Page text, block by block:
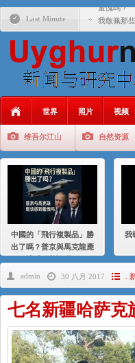
Last Minute
羞愧嗎？
我敬佩那
基辛格与
年的百年關
大一统情
伊利夏提
伊利夏提
伊利夏提
世界 照片 视频
维吾尔江山 自然资源
中國的「飛行複製品」勝
出了嗎？普京與馬克龍應
我
admin 30 八月 2017 .
七名新疆哈萨克